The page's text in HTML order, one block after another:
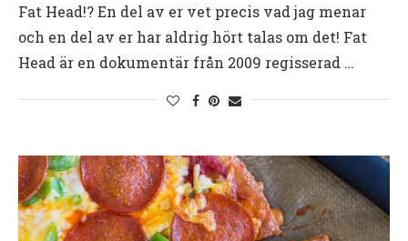
Fat Head!? En del av er vet precis vad jag menar
och en del av er har aldrig hört talas om det! Fat
Head är en dokumentär från 2009 regisserad …